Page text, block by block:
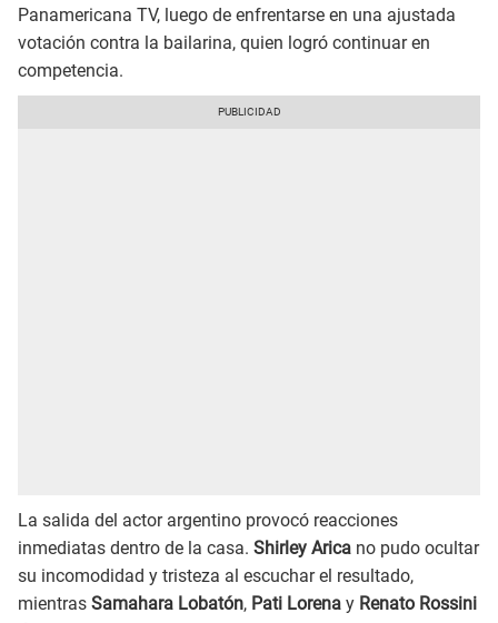
Panamericana TV, luego de enfrentarse en una ajustada
votación contra la bailarina, quien logró continuar en
competencia.
La salida del actor argentino provocó reacciones
inmediatas dentro de la casa. Shirley Arica no pudo ocultar
su incomodidad y tristeza al escuchar el resultado,
mientras Samahara Lobatón, Pati Lorena y Renato Rossini